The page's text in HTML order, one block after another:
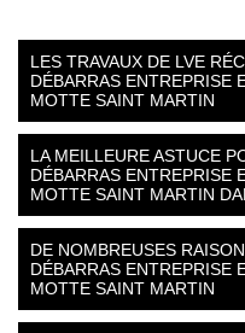
LES TRAVAUX DE LVE
DÉBARRAS ENTREPRISE
MOTTE SAINT MARTIN
LA MEILLEURE ASTUCE
DÉBARRAS ENTREPRISE
MOTTE SAINT MARTIN
DE NOMBREUSES
DÉBARRAS ENTREPRISE
MOTTE SAINT MARTIN